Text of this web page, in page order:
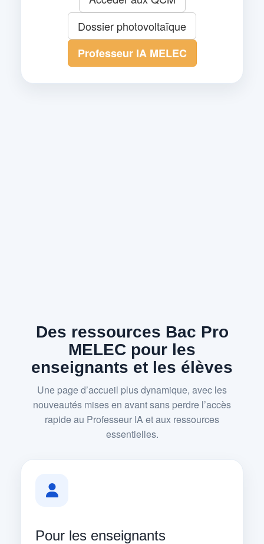
Dossier photovoltaïque
Professeur IA MELEC
Des ressources Bac Pro
MELEC pour les
enseignants et les élèves
Une page d’accueil plus dynamique, avec les
nouveautés mises en avant sans perdre l’accès
rapide au Professeur IA et aux ressources
essentielles.
Pour les enseignants